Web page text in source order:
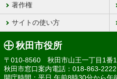
著作権
サイトの使い方
秋田市役所
〒010-8560 秋田市山王一丁目1番
秋田市窓口案内電話：018-863-